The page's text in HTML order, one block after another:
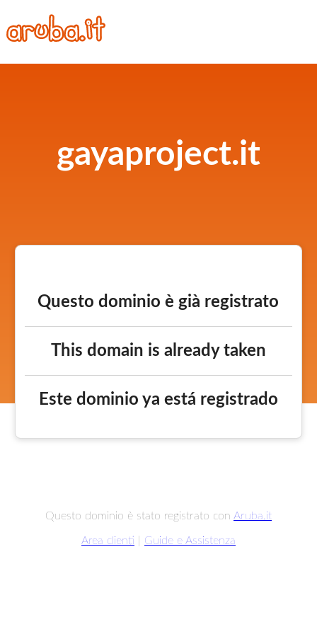
gayaproject.it
Questo dominio è già registrato
This domain is already taken
Este dominio ya está registrado
Questo dominio è stato registrato con Aruba.it
Area clienti Guide e Assistenza